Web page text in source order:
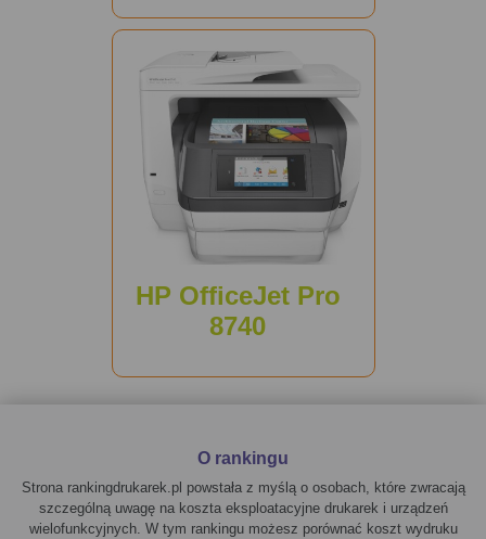
HP OfficeJet Pro
8740
O rankingu
Strona rankingdrukarek.pl powstała z myślą o osobach, które zwracają
szczególną uwagę na koszta eksploatacyjne drukarek i urządzeń
wielofunkcyjnych. W tym rankingu możesz porównać koszt wydruku